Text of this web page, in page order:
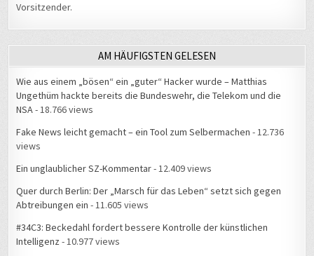
Vorsitzender.
AM HÄUFIGSTEN GELESEN
Wie aus einem „bösen“ ein „guter“ Hacker wurde – Matthias
Ungethüm hackte bereits die Bundeswehr, die Telekom und die
NSA- 18.766 views
Fake News leicht gemacht – ein Tool zum Selbermachen - 12.736
views
Ein unglaublicher SZ-Kommentar- 12.409 views
Quer durch Berlin: Der „Marsch für das Leben“ setzt sich gegen
Abtreibungen ein - 11.605 views
#34C3: Beckedahl fordert bessere Kontrolle der künstlichen
Intelligenz - 10.977 views